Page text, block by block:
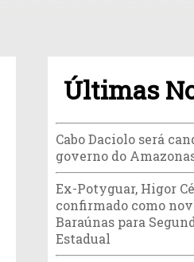
Últimas
Cabo Daciolo será
governo do
Ex-Potyguar, Higor
confirmado como
Baraúnas para
Estadual